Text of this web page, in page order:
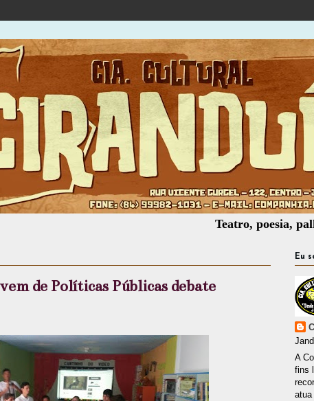
Teatro, poesia,
de Políticas Públicas debate
Eu
A
fins
atua